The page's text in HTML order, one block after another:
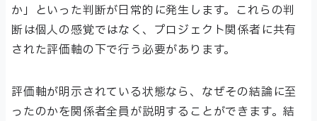
か」といった判断が日常的に発生します。これらの判
断は個人の感覚ではなく、プロジェクト関係者に共有
された評価軸の下で行う必要があります。
評価軸が明示されている状態なら、なぜその結論に至
ったのかを関係者全員が説明することができます。結